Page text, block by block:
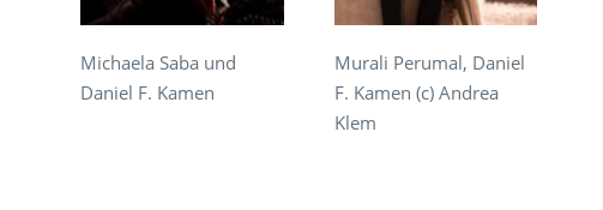
Michaela Saba und
Daniel F. Kamen
Murali Perumal, Daniel
F. Kamen (c) Andrea
Klem